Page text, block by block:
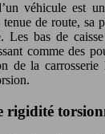
véhicule est
de route, sa
Les bas de
comme des
de la
rigidité